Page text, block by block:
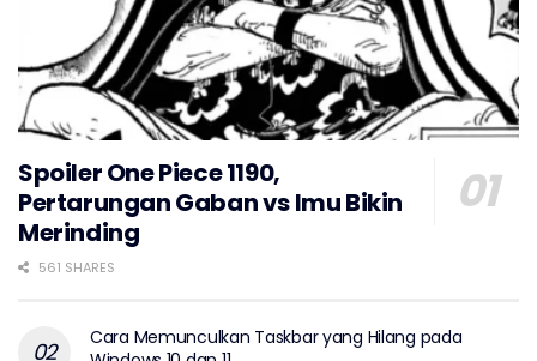
Spoiler One Piece 1190,
Pertarungan Gaban vs Imu Bikin
Merinding
561 SHARES
Cara Memunculkan Taskbar yang Hilang pada